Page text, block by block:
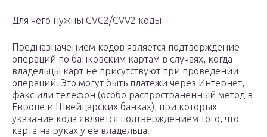
Для чего нужны CVC2/CVV2 коды
Предназначением кодов является подтверждение
операций по банковским картам в случаях, когда
владельцы карт не присутствуют при проведении
операций. Это могут быть платежи через Интернет,
факс или телефон (особо распространенный метод в
Европе и Швейцарских банках), при которых
указание кода является подтверждением того, что
карта на руках у ее владельца.